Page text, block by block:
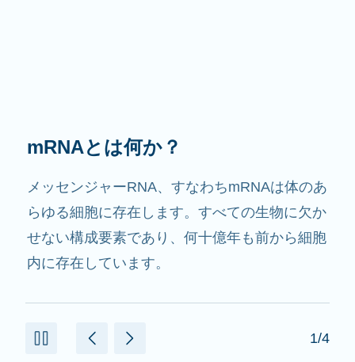
その役割は？
その名前が示すように、mRNAは情報を伝える
役割を果たします。細胞内で他の成分と相互作
用し、必要なたんぱく質を作るのを助けます。